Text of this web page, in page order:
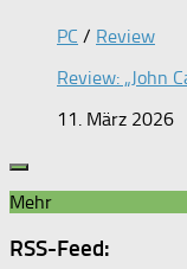
PC / Review
Review: „John
11. März 2026
Mehr
RSS-Feed: